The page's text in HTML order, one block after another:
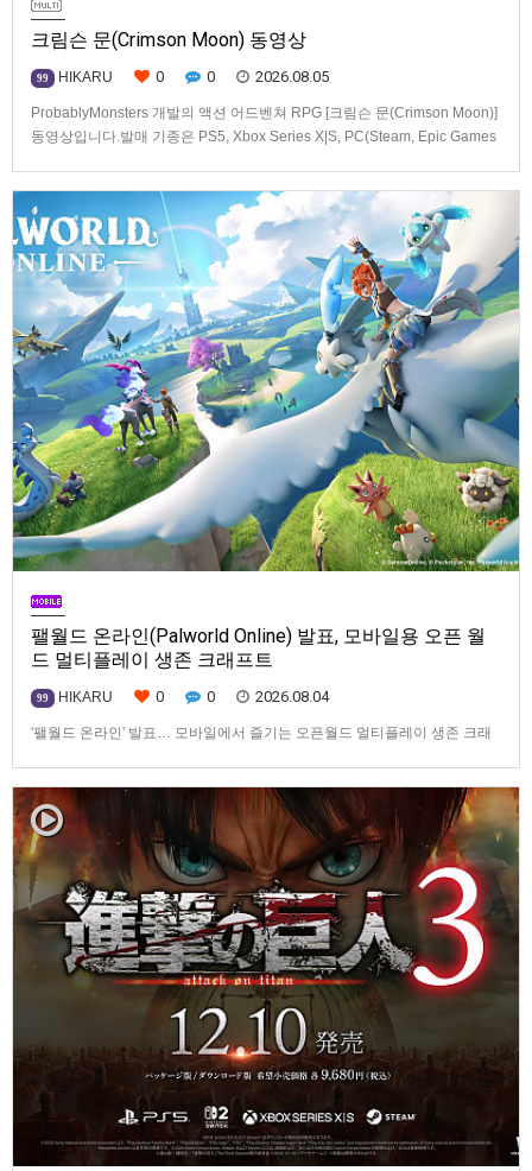
크림슨 문(Crimson Moon) 동영상
99 HIKARU 0 0 2026.08.05
ProbablyMonsters 개발의 액션 어드벤쳐 RPG [크림슨 문(Crimson Moon)]
동영상입니다.발매 기종은 PS5, Xbox Series X|S, PC(Steam, Epic Games
팰월드 온라인(Palworld Online) 발표, 모바일용 오픈 월
드 멀티플레이 생존 크래프트
99 HIKARU 0 0 2026.08.04
'팰월드 온라인' 발표… 모바일에서 즐기는 오픈월드 멀티플레이 생존 크래
인Pocketpair의 정식 라이선스를 받아, 글로벌 히트작 '팰월드(Palworld)'를
기반으로 한…